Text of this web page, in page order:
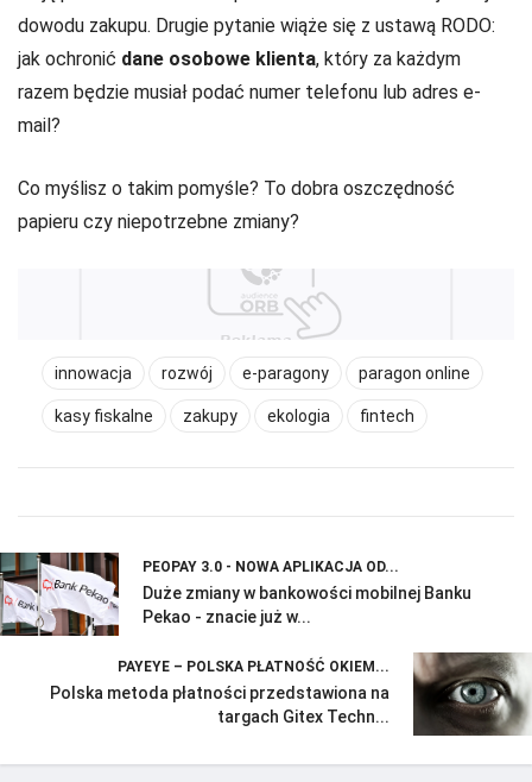
dowodu zakupu. Drugie pytanie wiąże się z ustawą RODO:
jak ochronić dane osobowe klienta, który za każdym
razem będzie musiał podać numer telefonu lub adres e-
mail?
Co myślisz o takim pomyśle? To dobra oszczędność
papieru czy niepotrzebne zmiany?
innowacja rozwój e-paragony paragon online
kasy fiskalne zakupy ekologia fintech
PEOPAY 3.0 - NOWA APLIKACJA OD...
Duże zmiany w bankowości mobilnej Banku
Pekao - znacie już w...
PAYEYE – POLSKA PŁATNOŚĆ OKIEM...
Polska metoda płatności przedstawiona na
targach Gitex Techn...